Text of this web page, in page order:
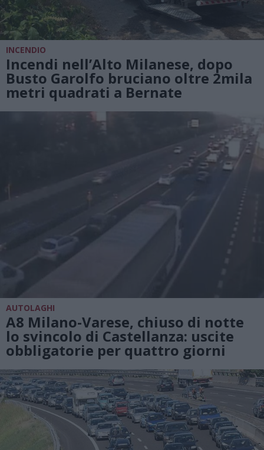
INCENDIO
Incendi nell’Alto Milanese, dopo
Busto Garolfo bruciano oltre 2mila
metri quadrati a Bernate
AUTOLAGHI
A8 Milano-Varese, chiuso di notte
lo svincolo di Castellanza: uscite
obbligatorie per quattro giorni